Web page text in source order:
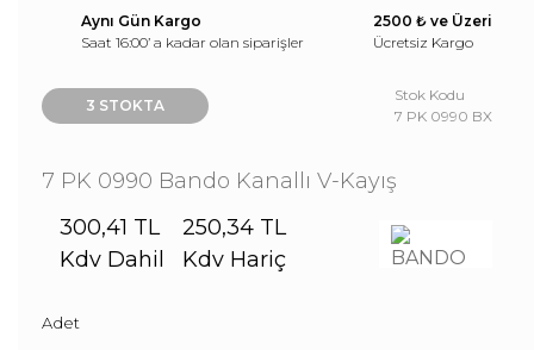
Aynı Gün Kargo
Saat 16:00’ a kadar olan siparişler
2500 ₺ ve Üzeri
Ücretsiz Kargo
3 STOKTA
Stok Kodu
7 PK 0990 BX
7 PK 0990 Bando Kanallı V-Kayış
300,41 TL
Kdv Dahil
250,34 TL
Kdv Hariç
Adet